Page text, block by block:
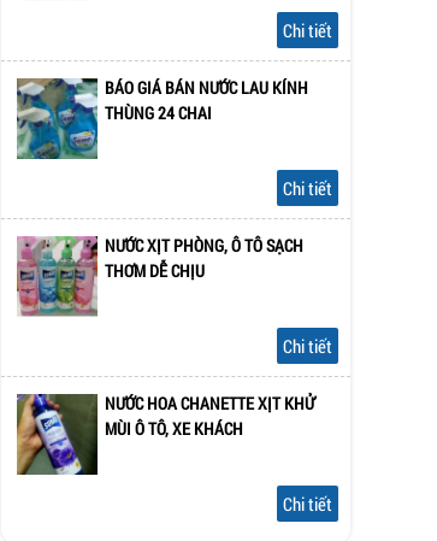
Chi tiết
BÁO GIÁ BÁN NƯỚC LAU KÍNH
THÙNG 24 CHAI
Chi tiết
NƯỚC XỊT PHÒNG, Ô TÔ SẠCH
THƠM DỄ CHỊU
Chi tiết
NƯỚC HOA CHANETTE XỊT KHỬ
MÙI Ô TÔ, XE KHÁCH
Chi tiết